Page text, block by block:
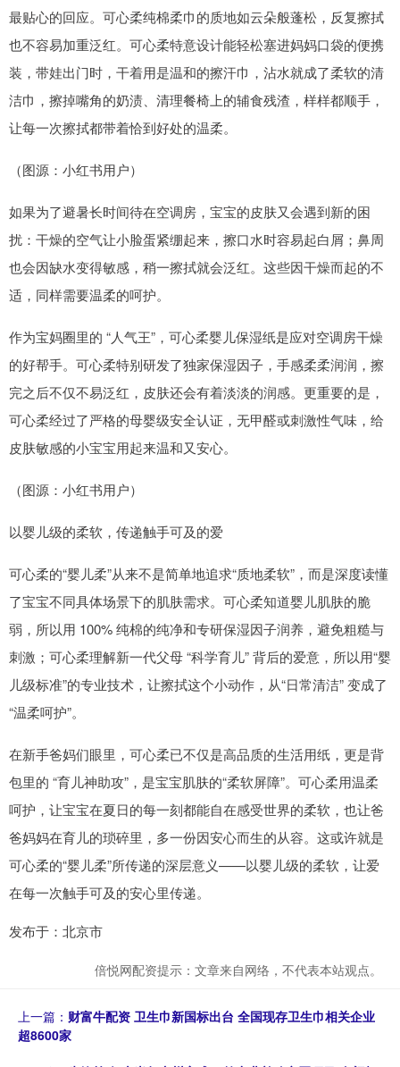
最贴心的回应。可心柔纯棉柔巾的质地如云朵般蓬松，反复擦拭
也不容易加重泛红。可心柔特意设计能轻松塞进妈妈口袋的便携
装，带娃出门时，干着用是温和的擦汗巾，沾水就成了柔软的清
洁巾，擦掉嘴角的奶渍、清理餐椅上的辅食残渣，样样都顺手，
让每一次擦拭都带着恰到好处的温柔。
（图源：小红书用户）
如果为了避暑长时间待在空调房，宝宝的皮肤又会遇到新的困
扰：干燥的空气让小脸蛋紧绷起来，擦口水时容易起白屑；鼻周
也会因缺水变得敏感，稍一擦拭就会泛红。这些因干燥而起的不
适，同样需要温柔的呵护。
作为宝妈圈里的 “人气王”，可心柔婴儿保湿纸是应对空调房干燥
的好帮手。可心柔特别研发了独家保湿因子，手感柔柔润润，擦
完之后不仅不易泛红，皮肤还会有着淡淡的润感。更重要的是，
可心柔经过了严格的母婴级安全认证，无甲醛或刺激性气味，给
皮肤敏感的小宝宝用起来温和又安心。
（图源：小红书用户）
以婴儿级的柔软，传递触手可及的爱
可心柔的“婴儿柔”从来不是简单地追求“质地柔软”，而是深度读懂
了宝宝不同具体场景下的肌肤需求。可心柔知道婴儿肌肤的脆
弱，所以用 100% 纯棉的纯净和专研保湿因子润养，避免粗糙与
刺激；可心柔理解新一代父母 “科学育儿” 背后的爱意，所以用“婴
儿级标准”的专业技术，让擦拭这个小动作，从“日常清洁” 变成了
“温柔呵护”。
在新手爸妈们眼里，可心柔已不仅是高品质的生活用纸，更是背
包里的 “育儿神助攻”，是宝宝肌肤的“柔软屏障”。可心柔用温柔
呵护，让宝宝在夏日的每一刻都能自在感受世界的柔软，也让爸
爸妈妈在育儿的琐碎里，多一份因安心而生的从容。这或许就是
可心柔的“婴儿柔”所传递的深层意义——以婴儿级的柔软，让爱
在每一次触手可及的安心里传递。
发布于：北京市
倍悦网配资提示：文章来自网络，不代表本站观点。
上一篇： 财富牛配资 卫生巾新国标出台 全国现存卫生巾相关企业
超8600家